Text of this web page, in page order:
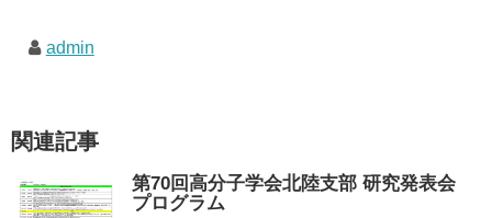
admin
関連記事
第70回高分子学会北陸支部 研究発表会
プログラム